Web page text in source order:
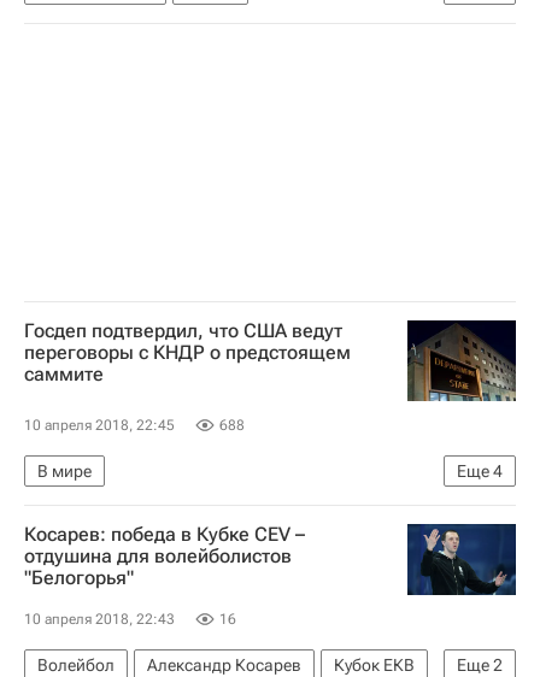
Совет Безопасности ООН
Госдеп подтвердил, что США ведут
переговоры с КНДР о предстоящем
саммите
10 апреля 2018, 22:45 688
Еще4
В мире
Обострение ситуации на Корейском полуострове
КНДР
США
Государственный департамент США
Косарев: победа в Кубке CEV –
отдушина для волейболистов
"Белогорья"
10 апреля 2018, 22:43 16
Еще2
Волейбол Александр Косарев
Кубок ЕКВ